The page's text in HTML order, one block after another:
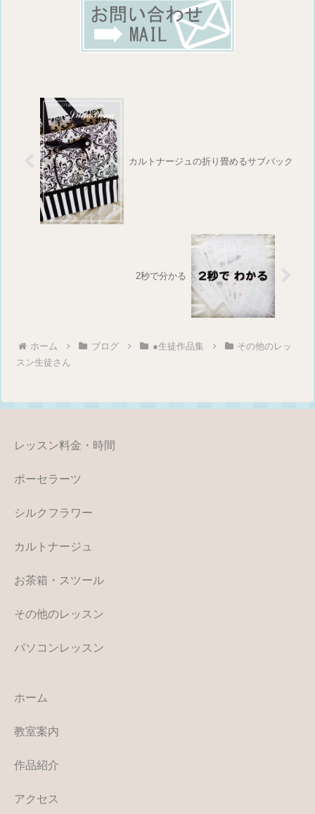
カルトナージュの折り畳めるサブバック
2秒で分かる
ホーム ブログ ●生徒作品集
その他のレッ
スン生徒さん
レッスン料金・時間
ポーセラーツ
シルクフラワー
カルトナージュ
お茶箱・スツール
その他のレッスン
パソコンレッスン
ホーム
教室案内
作品紹介
アクセス